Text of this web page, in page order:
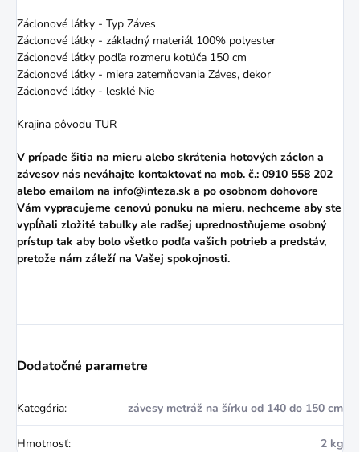
Záclonové látky - Typ Záves
Záclonové látky - základný materiál 100% polyester
Záclonové látky podľa rozmeru kotúča 150 cm
Záclonové látky - miera zatemňovania Záves, dekor
Záclonové látky - lesklé Nie
Krajina pôvodu TUR
V prípade šitia na mieru alebo skrátenia hotových záclon a
závesov nás neváhajte kontaktovať na mob. č.: 0910 558 202
alebo emailom na info@inteza.sk a po osobnom dohovore
Vám vypracujeme cenovú ponuku na mieru, nechceme aby ste
vypĺňali zložité tabuľky ale radšej uprednostňujeme osobný
prístup tak aby bolo všetko podľa vašich potrieb a predstáv,
pretože nám záleží na Vašej spokojnosti.
Dodatočné parametre
Kategória: závesy metráž na šírku od 140 do 150 cm
Hmotnosť: 2 kg